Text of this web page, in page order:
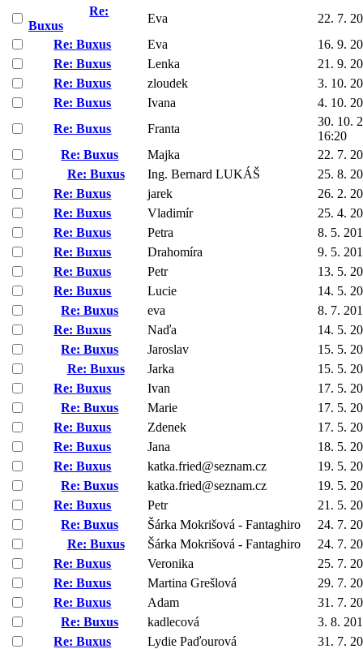
Re:
Buxus
Eva
22. 7.
Re: Buxus
Eva
16. 9.
Re: Buxus
Lenka
21. 9.
Re: Buxus
zloudek
3. 10.
Re: Buxus
Ivana
4. 10.
Re: Buxus
Franta
30. 10.
16:20
Re: Buxus
Majka
22. 7.
Re: Buxus
Ing. Bernard LUKÁŠ
25. 8.
Re: Buxus
jarek
26. 2.
Re: Buxus
Vladimír
25. 4.
Re: Buxus
Petra
8. 5.
Re: Buxus
Drahomíra
9. 5.
Re: Buxus
Petr
13. 5.
Re: Buxus
Lucie
14. 5.
Re: Buxus
eva
8. 7.
Re: Buxus
Naďa
14. 5.
Re: Buxus
Jaroslav
15. 5.
Re: Buxus
Jarka
15. 5.
Re: Buxus
Ivan
17. 5.
Re: Buxus
Marie
17. 5.
Re: Buxus
Zdenek
17. 5.
Re: Buxus
Jana
18. 5.
Re: Buxus
katka.fried@seznam.cz
19. 5.
Re: Buxus
katka.fried@seznam.cz
19. 5.
Re: Buxus
Petr
21. 5.
Re: Buxus
Šárka Mokrišová - Fantaghiro
24. 7.
Re: Buxus
Šárka Mokrišová - Fantaghiro
24. 7.
Re: Buxus
Veronika
25. 7.
Re: Buxus
Martina Grešlová
29. 7.
Re: Buxus
Adam
31. 7.
Re: Buxus
kadlecová
3. 8.
Re: Buxus
Lydie Paďourová 31. 7.